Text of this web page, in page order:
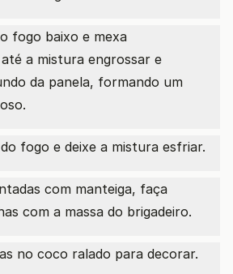
fogo baixo e mexa
a mistura engrossar e
da panela, formando um
fogo e deixe a mistura esfriar.
com manteiga, faça
com a massa do brigadeiro.
no coco ralado para decorar.